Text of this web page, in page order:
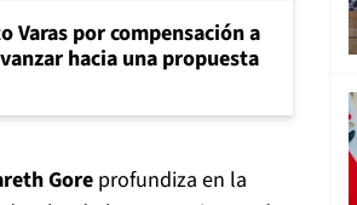
Varas por compensación a
hacia una propuesta
Goreprofundiza en la